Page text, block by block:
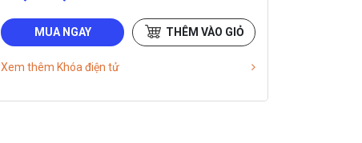
MUA NGAY THÊM VÀO GIỎ
Xem thêm Khóa điện tử